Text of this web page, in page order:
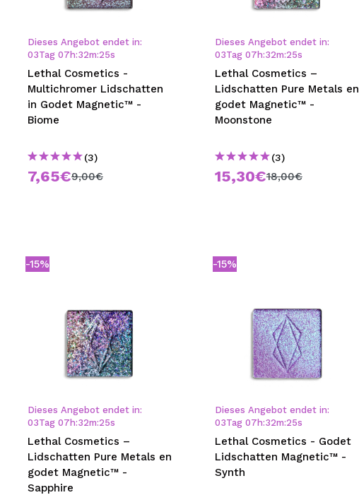
MAQUIFARMA
KOREA ZONE
TRAVEL SIZE
NATURE
SPECIALS
OUTLET
BLOG
Dieses Angebot endet in:
03Tag 07 h:32m:24s
Lethal Cosmetics -
Multichromer Lidschatten
in Godet Magnetic™ -
Biome
(3)
7,65€9,00€
Dieses Angebot endet in:
03Tag 07 h:32m:24s
Lethal Cosmetics –
Lidschatten Pure Metals en
godet Magnetic™ -
Moonstone
(3)
15,30€18,00€
-15%
Dieses Angebot endet in:
03Tag 07 h:32m:24s
Lethal Cosmetics –
Lidschatten Pure Metals en
godet Magnetic™ -
Sapphire
-15%
Dieses Angebot endet in:
03Tag 07 h:32m:24s
Lethal Cosmetics - Godet
Lidschatten Magnetic™ -
Synth